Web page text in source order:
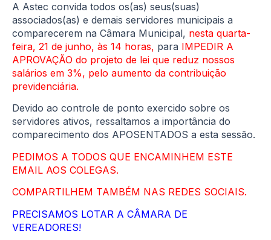
A Astec convida todos os(as) seus(suas)
associados(as) e demais servidores municipais a
comparecerem na Câmara Municipal, nesta quarta-
feira, 21 de junho, às 14 horas, para IMPEDIR A
APROVAÇÃO do projeto de lei que reduz nossos
salários em 3%, pelo aumento da contribuição
previdenciária.
Devido ao controle de ponto exercido sobre os
servidores ativos, ressaltamos a importância do
comparecimento dos APOSENTADOS a esta sessão.
PEDIMOS A TODOS QUE ENCAMINHEM ESTE
EMAIL AOS COLEGAS.
COMPARTILHEM TAMBÉM NAS REDES SOCIAIS.
PRECISAMOS LOTAR A CÂMARA DE
VEREADORES!